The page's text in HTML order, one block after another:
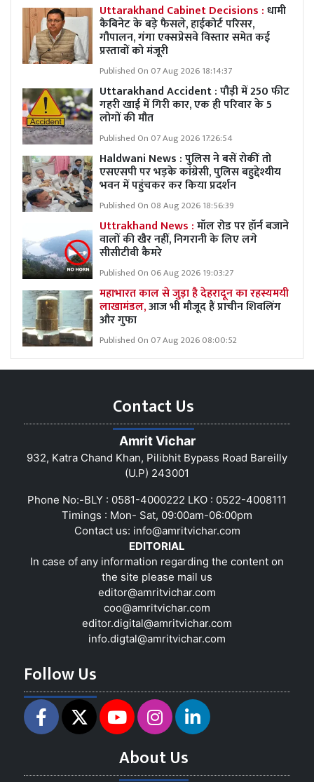
Uttarakhand Cabinet Decisions :धामी
कैबिनेट के बड़े फैसले, हाईकोर्ट परिसर,
गौपालन, गंगा एक्सप्रेसवे विस्तार समेत कई
प्रस्तावों को मंजूरी
Published On 07 Aug 2026 18:14:37
Uttarakhand Accident : पौड़ी में 250 फीट
गहरी खाई में गिरी कार, एक ही परिवार के 5
लोगों की मौत
Published On 07 Aug 2026 17:26:54
Haldwani News : पुलिस ने बसें रोकीं तो
एसएसपी पर भड़के कांग्रेसी, पुलिस बहुद्देश्यीय
भवन में पहुंचकर कर किया प्रदर्शन
Published On 08 Aug 2026 18:56:39
Uttrakhand News :मॉल रोड पर हॉर्न बजाने
वालों की खैर नहीं, निगरानी के लिए लगे
सीसीटीवी कैमरे
Published On 06 Aug 2026 19:03:27
महाभारत काल से जुड़ा है देहरादून का रहस्यमयी
लाखामंडल,आज भी मौजूद हैं प्राचीन शिवलिंग
और गुफा
Published On 07 Aug 2026 08:00:52
Contact Us
Amrit Vichar
932, Katra Chand Khan, Pilibhit Bypass Road Bareilly
(U.P) 243001
Phone No:-BLY : 0581-4000222 LKO : 0522-4008111
Timings : Mon- Sat, 09:00am-06:00pm
Contact us: info@amritvichar.com
EDITORIAL
In case of any information regarding the content on
the site please mail us
editor@amritvichar.com
coo@amritvichar.com
editor.digital@amritvichar.com
info.digtal@amritvichar.com
Follow Us
About Us